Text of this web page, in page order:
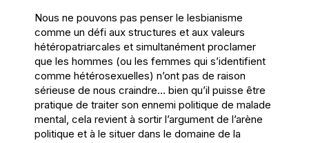
Nous ne pouvons pas penser le lesbianisme
comme un défi aux structures et aux valeurs
hétéropatriarcales et simultanément proclamer
que les hommes (ou les femmes qui s’identifient
comme hétérosexuelles) n’ont pas de raison
sérieuse de nous craindre… bien qu’il puisse être
pratique de traiter son ennemi politique de malade
mental, cela revient à sortir l’argument de l’arène
politique et à le situer dans le domaine de la